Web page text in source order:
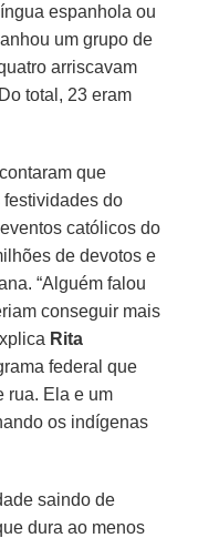
espanhola ou
um grupo de
arriscavam
total, 23 eram
que
festividades do
católicos do
de devotos e
“Alguém falou
conseguir mais
Rita
federal que
rua. Ela e um
os indígenas
saindo de
dura ao menos